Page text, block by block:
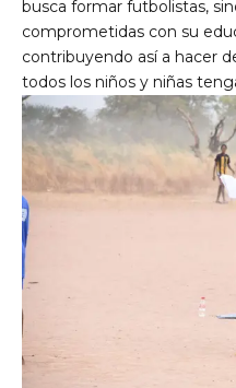
busca formar futbolistas,
comprometidas con su
contribuyendo así a hacer
todos los niños y niñas